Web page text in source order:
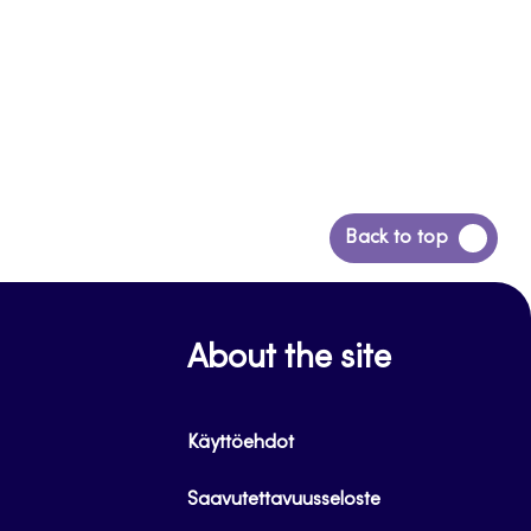
Back to top
Siirry
takaisin
About the site
Käyttöehdot
Saavutettavuusseloste